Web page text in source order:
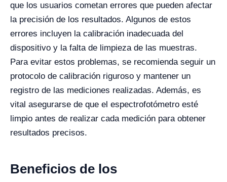
que los usuarios cometan errores que pueden afectar
la precisión de los resultados. Algunos de estos
errores incluyen la calibración inadecuada del
dispositivo y la falta de limpieza de las muestras.
Para evitar estos problemas, se recomienda seguir un
protocolo de calibración riguroso y mantener un
registro de las mediciones realizadas. Además, es
vital asegurarse de que el espectrofotómetro esté
limpio antes de realizar cada medición para obtener
resultados precisos.
Beneficios de los